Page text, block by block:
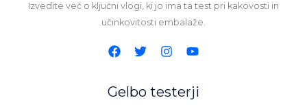
Izvedite več o ključni vlogi, ki jo ima ta test pri kakovosti in
učinkovitosti embalaže.
Gelbo testerji